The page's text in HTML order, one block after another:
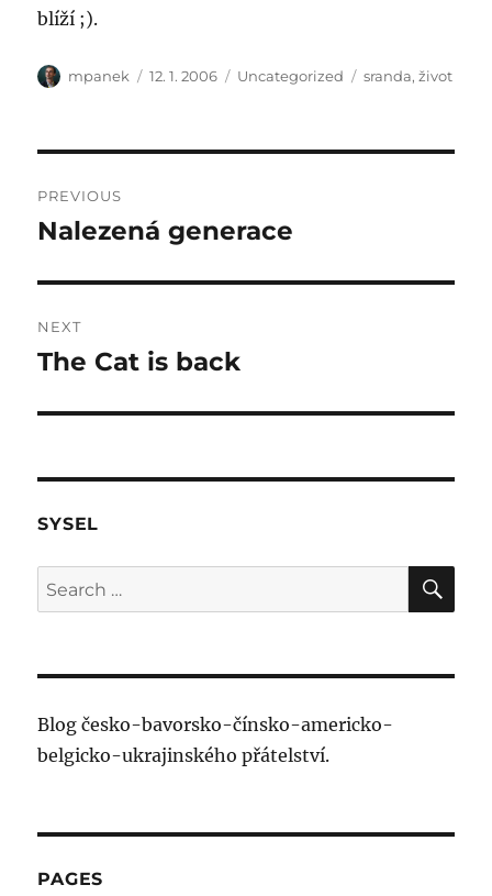
blíží ;).
Author
mpanek
Posted
12. 1. 2006 Categories
Uncategorized Tags
sranda,život
navigation
PREVIOUS
Previous
Nalezená generace
NEXT
Next
The Cat is back
SYSEL
Search
for:
Blog česko-bavorsko-čínsko-americko-
belgicko-ukrajinského přátelství.
PAGES